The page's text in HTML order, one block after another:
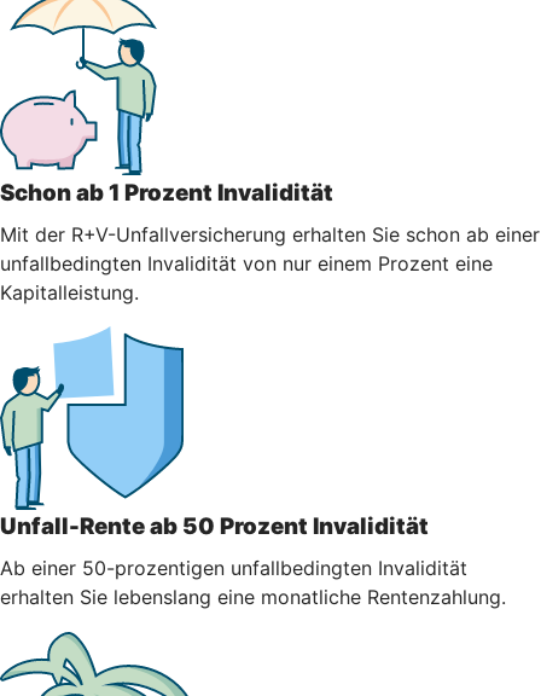
Schon ab 1 Prozent Invalidität
Mit der R+V-Unfallversicherung erhalten Sie schon ab einer
unfallbedingten Invalidität von nur einem Prozent eine
Kapitalleistung.
Unfall-Rente ab 50 Prozent Invalidität
Ab einer 50-prozentigen unfallbedingten Invalidität
erhalten Sie lebenslang eine monatliche Rentenzahlung.